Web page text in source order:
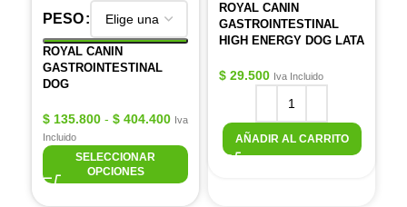
PESO
ROYAL CANIN
GASTROINTESTINAL
DOG
$ 135.800 - $ 404.400 Iva
Incluido
SELECCIONAR
OPCIONES
ROYAL CANIN
GASTROINTESTINAL
HIGH ENERGY DOG LATA
$ 29.500 Iva Incluido
AÑADIR AL CARRITO